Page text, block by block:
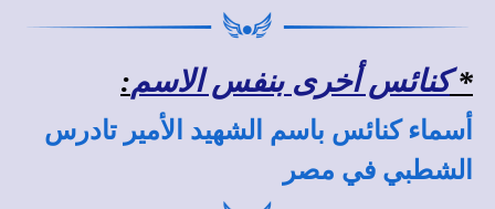
*كنائس أخرى بنفس الاسم:
أسماء كنائس باسم الشهيد الأمير تادرس
الشطبي في مصر